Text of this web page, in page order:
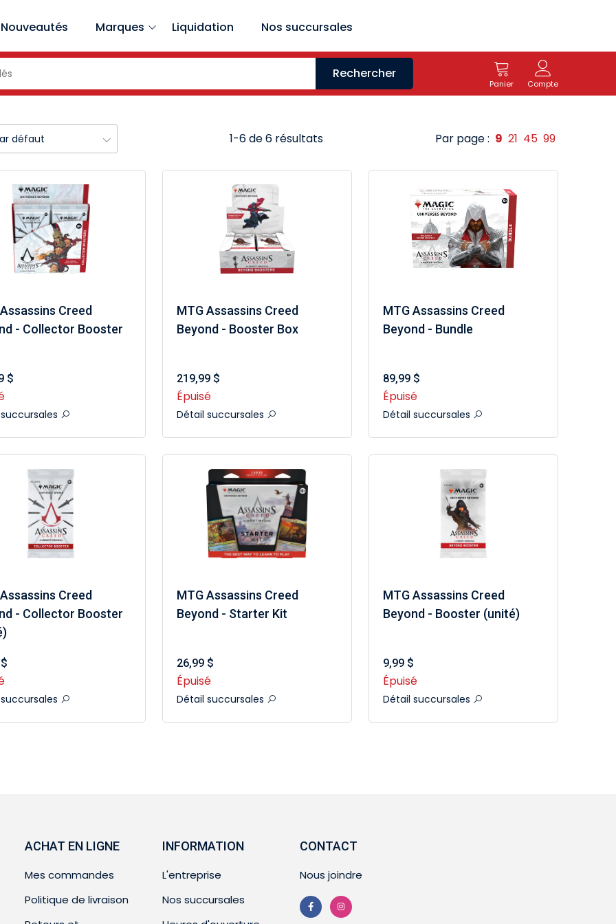
Nouveautés Marques Liquidation Nos succursales
Rechercher
Panier Compte
défaut 1-6 de 6 résultats Par page : 9 21 45 99
Creed
- Collector Booster
$
MTG Assassins Creed
Beyond - Booster Box
219,99 $
Épuisé
Détail succursales
MTG Assassins Creed
Beyond - Bundle
89,99 $
Épuisé
Détail succursales
Creed
- Collector Booster
MTG Assassins Creed
Beyond - Starter Kit
26,99 $
Épuisé
Détail succursales
MTG Assassins Creed
Beyond - Booster (unité)
9,99 $
Épuisé
Détail succursales
ACHAT EN LIGNE
Mes commandes
Politique de livraison
INFORMATION
L'entreprise
Nos succursales
CONTACT
Nous joindre